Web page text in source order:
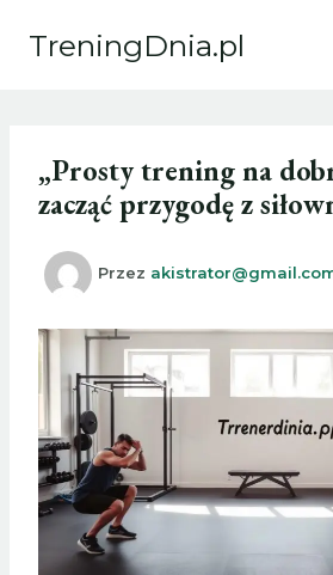
TreningDnia.pl
„Prosty trening na
zacząć przygodę z
Przez